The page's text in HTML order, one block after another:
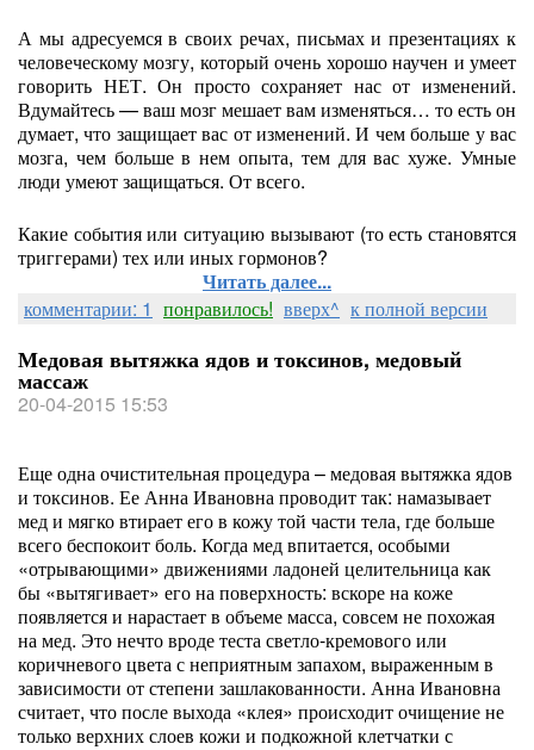
А мы адресуемся в своих речах, письмах и презентациях к
человеческому мозгу, который очень хорошо научен и умеет
говорить НЕТ. Он просто сохраняет нас от изменений.
Вдумайтесь — ваш мозг мешает вам изменяться… то есть он
думает, что защищает вас от изменений. И чем больше у вас
мозга, чем больше в нем опыта, тем для вас хуже. Умные
люди умеют защищаться. От всего.
Какие события или ситуацию вызывают (то есть становятся
триггерами) тех или иных гормонов?
Читать далее...
комментарии: 1 понравилось! вверх^ к полной версии
Медовая вытяжка ядов и токсинов, медовый
массаж
20-04-2015 15:53
Еще одна очистительная процедура – медовая вытяжка ядов
и токсинов. Ее Анна Ивановна проводит так: намазывает
мед и мягко втирает его в кожу той части тела, где больше
всего беспокоит боль. Когда мед впитается, особыми
«отрывающими» движениями ладоней целительница как
бы «вытягивает» его на поверхность: вскоре на коже
появляется и нарастает в объеме масса, совсем не похожая
на мед. Это нечто вроде теста светло-кремового или
коричневого цвета с неприятным запахом, выраженным в
зависимости от степени зашлакованности. Анна Ивановна
считает, что после выхода «клея» происходит очищение не
только верхних слоев кожи и подкожной клетчатки с